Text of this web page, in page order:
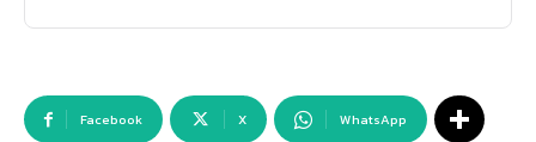
Facebook X WhatsApp